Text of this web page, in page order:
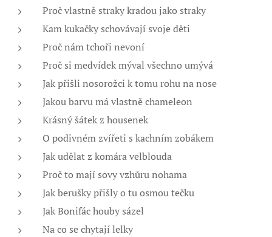
Proč vlastně straky kradou jako straky
Kam kukačky schovávají svoje děti
Proč nám tchoři nevoní
Proč si medvídek mýval všechno umývá
Jak přišli nosorožci k tomu rohu na nose
Jakou barvu má vlastně chameleon
Krásný šátek z housenek
O podivném zvířeti s kachním zobákem
Jak udělat z komára velblouda
Proč to mají sovy vzhůru nohama
Jak berušky přišly o tu osmou tečku
Jak Bonifác houby sázel
Na co se chytají lelky